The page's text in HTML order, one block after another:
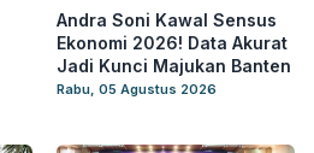
Andra Soni Kawal Sensus
Ekonomi 2026! Data Akurat
Jadi Kunci Majukan Banten
Rabu, 05 Agustus 2026